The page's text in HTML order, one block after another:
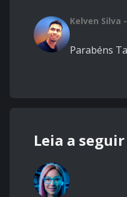
Kelven Silva
Parabéns
Leia a seguir